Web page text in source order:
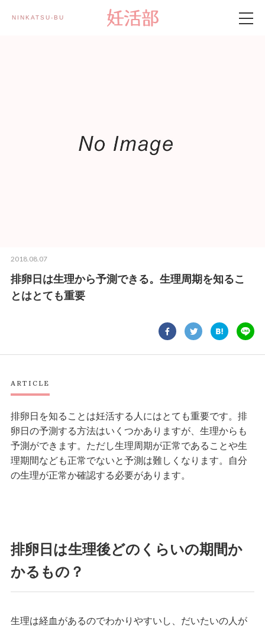
NINKATSU-BU 妊活部
2018.08.07
排卵日は生理から予測できる。生理周期を知るこ
とはとても重要
ARTICLE
排卵日を知ることは妊活する人にはとても重要です。排
卵日の予測する方法はいくつかありますが、生理からも
予測ができます。ただし生理周期が正常であることや生
理期間なども正常でないと予測は難しくなります。自分
の生理が正常か確認する必要があります。
排卵日は生理後どのくらいの期間か
かるもの？
生理は経血があるのでわかりやすいし、だいたいの人が